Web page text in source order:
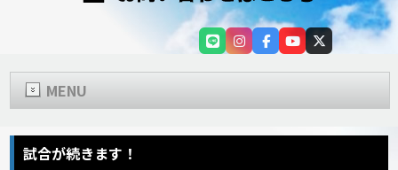
MENU
試合が続きます！